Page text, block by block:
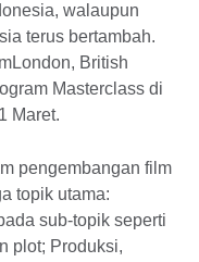
walaupun
terus bertambah.
British
Masterclass di
Maret.
pengembangan film
topik utama:
sub-topik seperti
plot; Produksi,